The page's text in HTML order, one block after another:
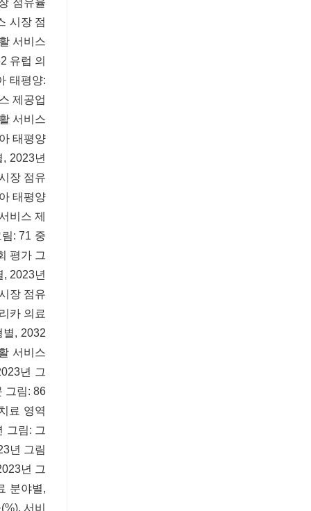
시장 점
서비스
유럽 의
태평양:
제공업
서비스
태평양
2023년
장 점유
태평양
비스 제
: 71 중
평가 그
2023년
장 점유
카 의료
별, 2032
서비스
년 그
그림: 86
료 영역
그림: 그
년 그림
년 그
분야별,
서비